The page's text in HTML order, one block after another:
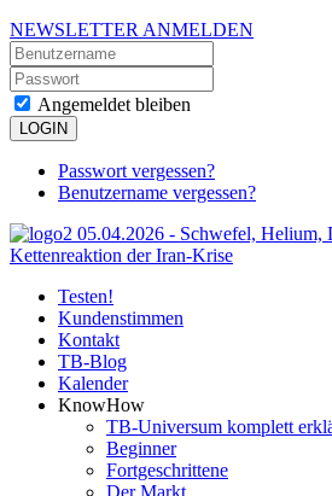
NEWSLETTER ANMELDEN
Angemeldet bleiben
LOGIN
Passwort vergessen?
Benutzername vergessen?
Testen!
Kundenstimmen
Kontakt
TB-Blog
Kalender
KnowHow
TB-Universum komplett
Beginner
Fortgeschrittene
Der Markt